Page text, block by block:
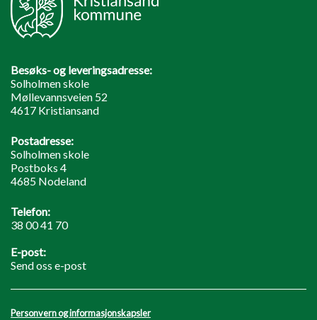
Besøks- og leveringsadresse:
Solholmen skole
Møllevannsveien 52
4617 Kristiansand
Postadresse:
Solholmen skole
Postboks 4
4685 Nodeland
Telefon:
38 00 41 70
E-post:
Send oss e-post
Personvern og informasjonskapsler